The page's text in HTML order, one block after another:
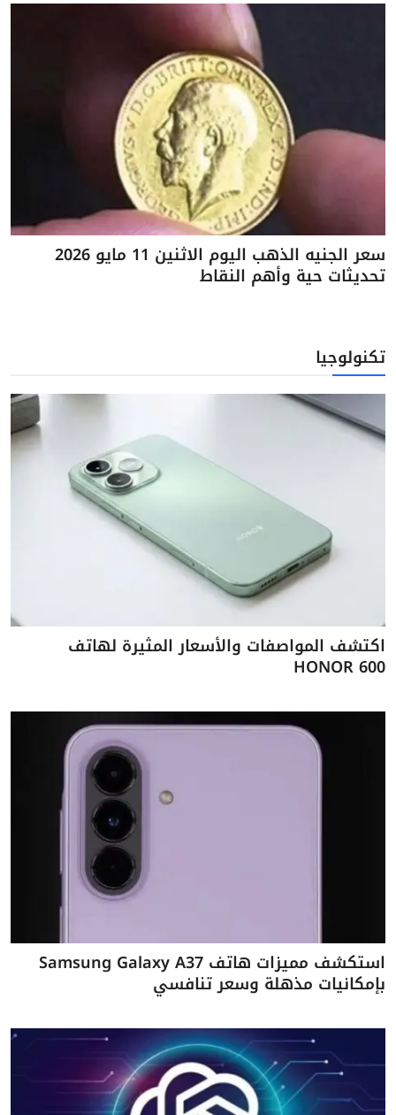
سعر الجنيه الذهب اليوم الاثنين 11 مايو 2026
تحديثات حية وأهم النقاط
تكنولوجيا
اكتشف المواصفات والأسعار المثيرة لهاتف
HONOR 600
استكشف مميزات هاتف Samsung Galaxy A37
بإمكانيات مذهلة وسعر تنافسي